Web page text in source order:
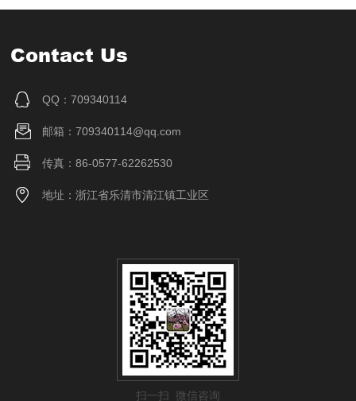
Contact Us
QQ：709340114
邮箱：709340114@qq.com
传真：86-0577-62262530
地址：浙江省乐清市清江镇工业区
扫一扫 微信咨询